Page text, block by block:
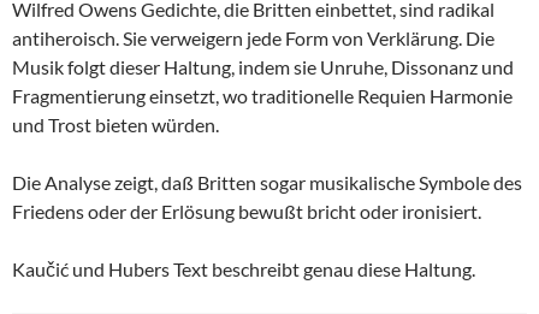
Wilfred Owens Gedichte, die Britten einbettet, sind radikal
antiheroisch. Sie verweigern jede Form von Verklärung. Die
Musik folgt dieser Haltung, indem sie Unruhe, Dissonanz und
Fragmentierung einsetzt, wo traditionelle Requien Harmonie
und Trost bieten würden.
Die Analyse zeigt, daß Britten sogar musikalische Symbole des
Friedens oder der Erlösung bewußt bricht oder ironisiert.
Kaučić und Hubers Text beschreibt genau diese Haltung.